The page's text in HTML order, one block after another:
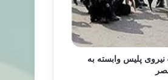
برکناری 40 نیروی پلیس وابسته به